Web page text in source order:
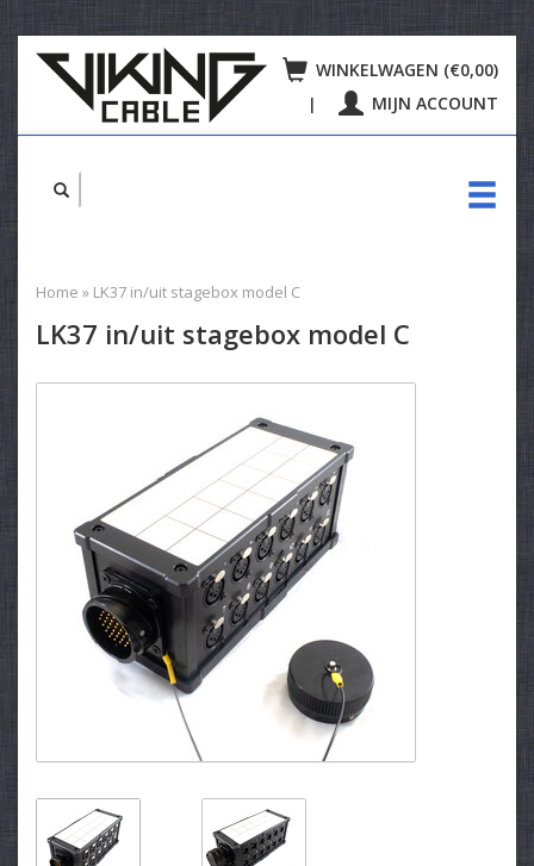
WINKELWAGEN (€0,00)
| MIJN ACCOUNT
Home » LK37 in/uit stagebox model C
LK37 in/uit stagebox model C